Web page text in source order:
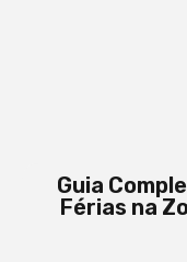
Guia
Férias na